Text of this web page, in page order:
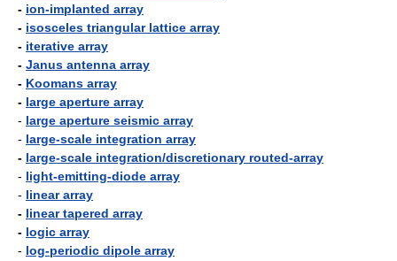
- ion-implanted array
- isosceles triangular lattice array
- iterative array
- Janus antenna array
- Koomans array
- large aperture array
- large aperture seismic array
- large-scale integration array
- large-scale integration/discretionary routed-array
- light-emitting-diode array
- linear array
- linear tapered array
- logic array
- log-periodic dipole array